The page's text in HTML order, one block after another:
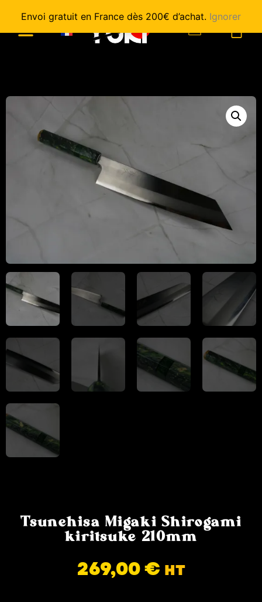
Envoi gratuit en France dès 200€ d’achat. Ignorer
Tsunehisa Migaki Shirogami
kiritsuke 210mm
269,00€ HT